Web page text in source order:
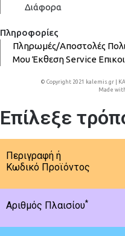
Διάφορα
Πληροφορίες
Πληρωμές/Αποστολές
ΜουΈκθεσηService
© Copyright 2021 kalemis.gr |
Made
Επίλεξε
Περιγραφή ή
Κωδικό Προϊόντος
Αριθμός Πλαισίου*